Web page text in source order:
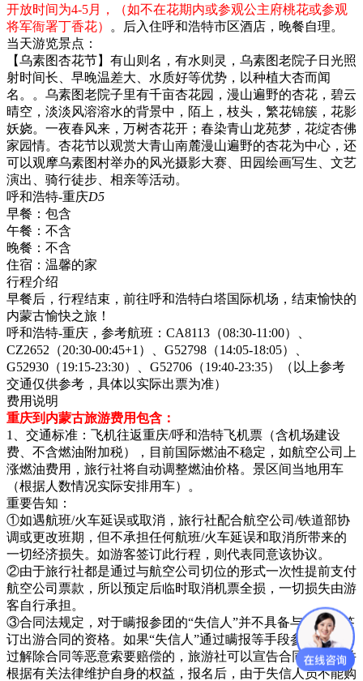
开放时间为4-5月，（如不在花期内或参观公主府桃花或参观
将军衙署丁香花）
。后入住呼和浩特市区酒店，晚餐自理。
当天游览景点：
【乌素图杏花节】有山则名，有水则灵，乌素图老院子日光照
射时间长、早晚温差大、水质好等优势，以种植大杏而闻
名。。乌素图老院子里有千亩杏花园，漫山遍野的杏花，碧云
晴空，淡淡风溶溶水的背景中，陌上，枝头，繁花锦簇，花影
妖娆。一夜春风来，万树杏花开；春染青山龙苑梦，花绽杏佛
家园情。杏花节以观赏大青山南麓漫山遍野的杏花为中心，还
可以观摩乌素图村举办的风光摄影大赛、田园绘画写生、文艺
演出、骑行徒步、相亲等活动。
呼和浩特-重庆D5
早餐： 包含
午餐： 不含
晚餐： 不含
住宿： 温馨的家
行程介绍
早餐后，行程结束，前往呼和浩特白塔国际机场，结束愉快的
内蒙古愉快之旅！
呼和浩特-重庆，参考航班：CA8113（08:30-11:00）、
CZ2652（20:30-00:45+1）、G52798（14:05-18:05）、
G52930（19:15-23:30）、G52706（19:40-23:35）（以上参考
交通仅供参考，具体以实际出票为准）
费用说明
重庆到内蒙古旅游费用包含：
1、交通标准：飞机往返重庆/呼和浩特飞机票（含机场建设
费、不含燃油附加税），目前国际燃油不稳定，如航空公司上
涨燃油费用，旅行社将自动调整燃油价格。景区间当地用车
（根据人数情况实际安排用车）。
重要告知：
①如遇航班/火车延误或取消，旅行社配合航空公司/铁道部协
调或更改班期，但不承担任何航班/火车延误和取消所带来的
一切经济损失。如游客签订此行程，则代表同意该协议。
②由于旅行社都是通过与航空公司切位的形式一次性提前支付
航空公司票款，所以预定后临时取消机票全损，一切损失由游
客自行承担。
③合同法规定，对于瞒报参团的“失信人”并不具备与旅行社签
订出游合同的资格。如果“失信人”通过瞒报等手段参团或者通
过解除合同等恶意索要赔偿的，旅游社可以宣告合同无效，并
根据有关法律维护自身的权益，报名后，由于失信人员不能购